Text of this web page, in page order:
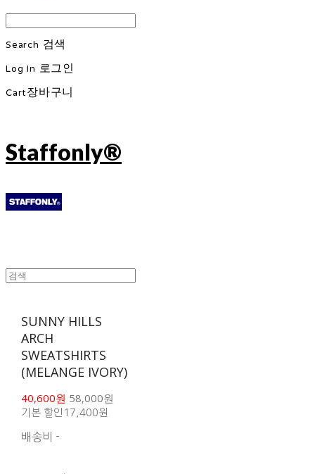
Search 검색
Log In 로그인
Cart장바구니
Staffonly®
SUNNY HILLS
ARCH
SWEATSHIRTS
(MELANGE IVORY)
40,600원 58,000원
기본 할인 17,400원
배송비 -